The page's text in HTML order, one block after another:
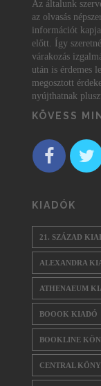
Az általunk
az olvasás
információt
előtt. Így
várakozás
után is érdemes
megosztott
nyújthatnak
KÖVESS
KIADÓK
21. SZÁZAD
ALEXANDRA
ATHENAEUM
BOOOK KIADÓ
BOOKLINE
CENTRAL